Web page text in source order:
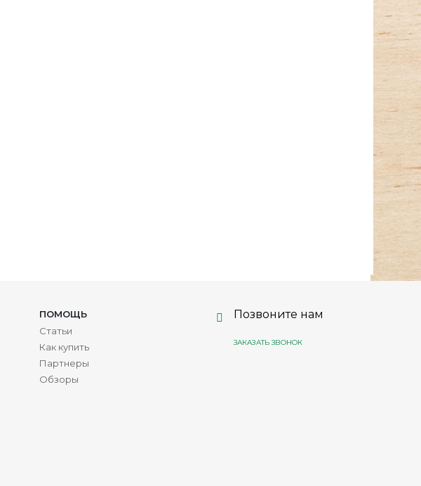
ПОМОЩЬ
Статьи
Как купить
Партнеры
Обзоры
Позвоните нам
ЗАКАЗАТЬ ЗВОНОК